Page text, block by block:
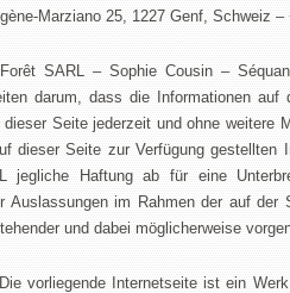
Marziano 25, 1227 Genf, Schweiz –
SARL – Sophie Cousin –
darum, dass die Informationen
dieser Seite jederzeit und ohne weitere
dieser Seite zur Verfügung gestellten
jegliche Haftung ab für eine
Auslassungen im Rahmen der auf
und dabei möglicherweise
Die vorliegende Internetseite ist ein